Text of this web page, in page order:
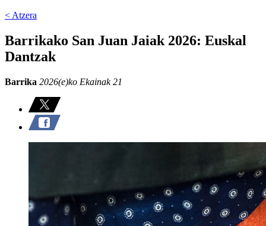
< Atzera
Barrikako San Juan Jaiak 2026: Euskal
Dantzak
Barrika 2026(e)ko Ekainak 21